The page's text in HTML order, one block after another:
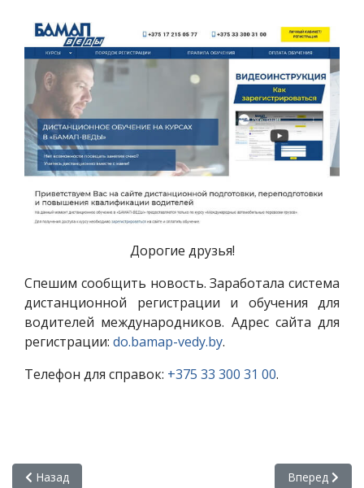
Дорогие друзья!
Спешим сообщить новость. Заработала система
дистанционной регистрации и обучения для
водителей международников. Адрес сайта для
регистрации: do.bamap-vedy.by.
Телефон для справок: +375 33 300 31 00.
Предыдущий: Семинар «Специфические составляющие
Назад Следующий:
Вперед